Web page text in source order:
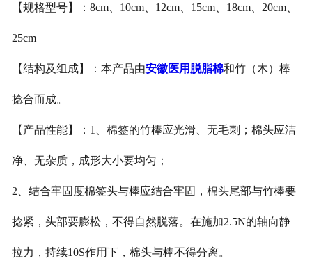
【规格型号】：8cm、10cm、12cm、15cm、18cm、20cm、
25cm
【结构及组成】：本产品由安徽医用脱脂棉和竹（木）棒
捻合而成。
【产品性能】：1、棉签的竹棒应光滑、无毛刺；棉头应洁
净、无杂质，成形大小要均匀；
2、结合牢固度棉签头与棒应结合牢固，棉头尾部与竹棒要
捻紧，头部要膨松，不得自然脱落。在施加2.5N的轴向静
拉力，持续10S作用下，棉头与棒不得分离。